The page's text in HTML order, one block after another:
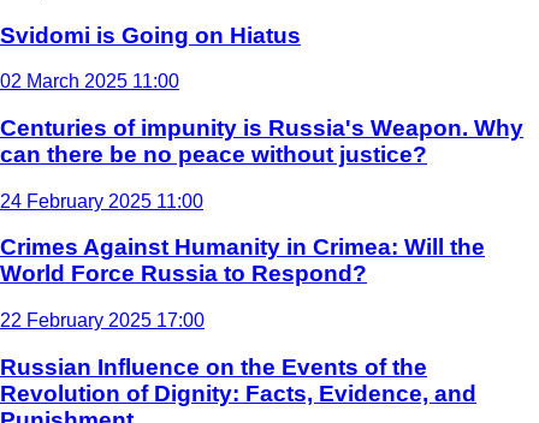
Svidomi is Going on Hiatus
02 March 2025 11:00
Centuries of impunity is Russia's Weapon. Why
can there be no peace without justice?
24 February 2025 11:00
Crimes Against Humanity in Crimea: Will the
World Force Russia to Respond?
22 February 2025 17:00
Russian Influence on the Events of the
Revolution of Dignity: Facts, Evidence, and